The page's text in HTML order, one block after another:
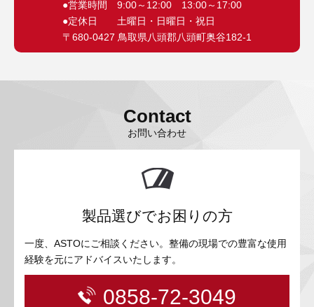
●営業時間 9:00～12:00 13:00～17:00
●定休日 土曜日・日曜日・祝日
〒680-0427 鳥取県八頭郡八頭町奥谷182-1
Contact
お問い合わせ
製品選びでお困りの方
一度、ASTOにご相談ください。整備の現場での豊富な使用
経験を元にアドバイスいたします。
0858-72-3049